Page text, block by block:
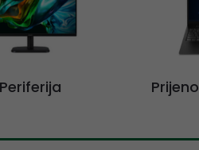
Periferija